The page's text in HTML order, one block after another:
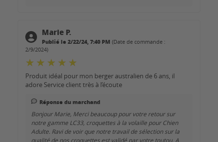
Marie P.
Publié le 2/22/24, 7:40 PM (Date de commande :
2/9/2024)
Produit idéal pour mon berger australien de 6 ans, il
adore Service client très à l’écoute
Réponse du marchand
Bonjour Marie, Merci beaucoup pour votre retour sur
notre gamme LC33, croquettes à la volaille pour Chien
Adulte. Ravi de voir que notre travail de sélection sur la
qualité de nos croquettes est validé par votre toutou. A